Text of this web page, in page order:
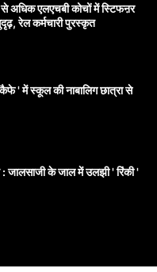
अधिक एलएचबी कोचों में स्टिफऩर
रेल कर्मचारी पुरस्कृत
' में स्कूल की नाबालिग छात्रा से
: जालसाजी के जाल में उलझी ' रिंकी '